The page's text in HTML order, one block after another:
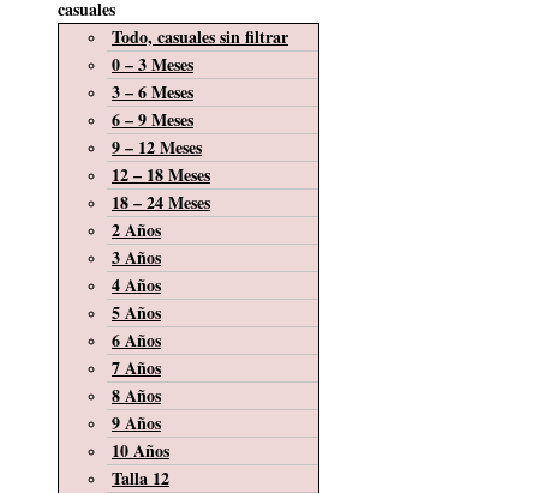
casuales
Todo, casuales sin filtrar
0 – 3 Meses
3 – 6 Meses
6 – 9 Meses
9 – 12 Meses
12 – 18 Meses
18 – 24 Meses
2 Años
3 Años
4 Años
5 Años
6 Años
7 Años
8 Años
9 Años
10 Años
Talla 12